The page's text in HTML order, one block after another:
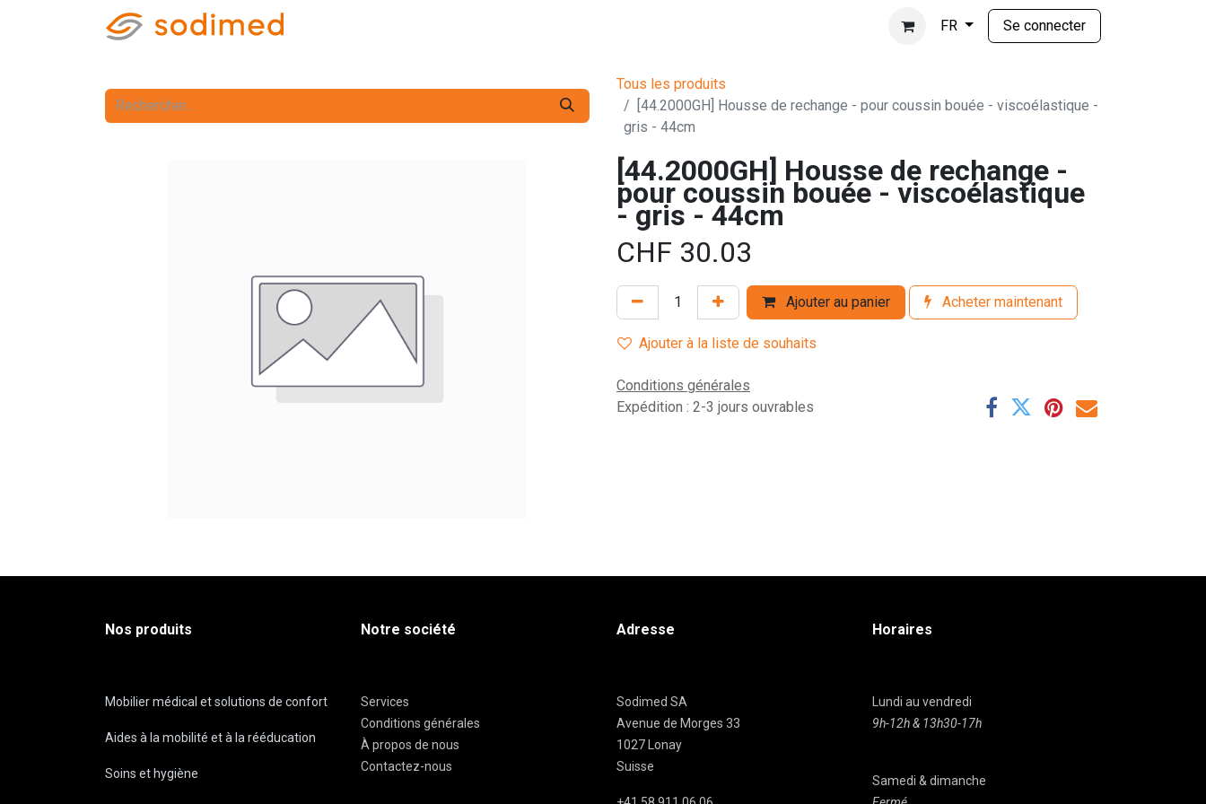
FR Se connecter
Tous les produits
[44.2000GH] Housse de rechange - pour coussin bouée - viscoélastique -
gris - 44cm
[44.2000GH] Housse de rechange -
pour coussin bouée - viscoélastique
- gris - 44cm
CHF 30.03
Ajouter au panier Acheter maintenant
Ajouter à la liste de souhaits
Conditions générales
Expédition : 2-3 jours ouvrables
Nos produits
Mobilier médical et solutions de confort
Aides à la mobilité et à la rééducation
Soins et hygiène
Notre société
Services
Conditions générales
À propos de nous
Contactez-nous
Adresse
Sodimed SA
Avenue de Morges 33
1027 Lonay
Suisse
Horaires
Lundi au vendredi
9h-12h & 13h30-17h
Samedi & dimanche